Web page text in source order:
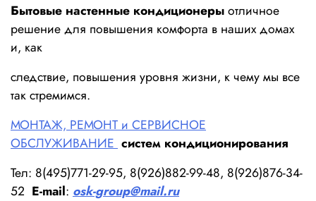
Бытовые настенные кондиционерыотличное
решение для повышения комфорта в наших домах
и, как
следствие, повышения уровня жизни, к чему мы все
так стремимся.
МОНТАЖ, РЕМОНТ и СЕРВИСНОЕ
ОБСЛУЖИВАНИЕ систем кондиционирования
Тел: 8(495)771-29-95, 8(926)882-99-48, 8(926)876-34-
52 E-mail: osk-group@mail.ru